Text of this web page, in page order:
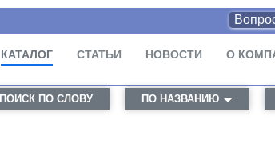
КАТАЛОГ СТАТЬИ НОВОСТИ О
ПОИСК ПО СЛОВУ ПО НАЗВАНИЮ